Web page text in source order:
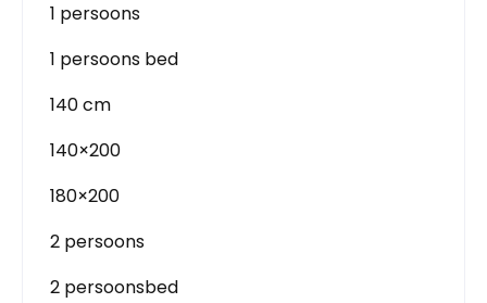
1 persoons
1 persoons bed
140 cm
140×200
180×200
2 persoons
2 persoonsbed